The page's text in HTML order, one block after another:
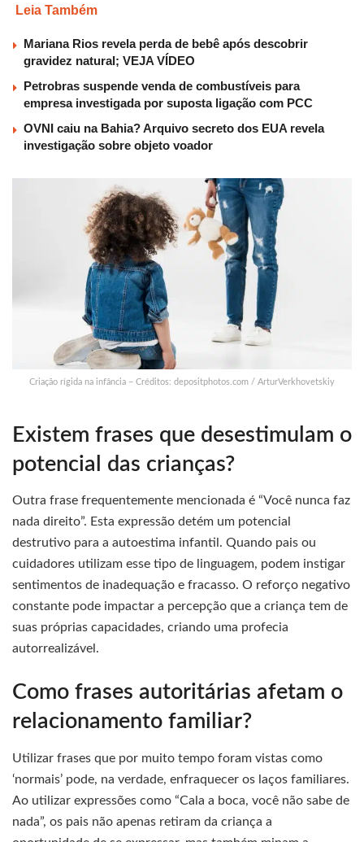
Leia Também
Mariana Rios revela perda de bebê após descobrir
gravidez natural; VEJA VÍDEO
Petrobras suspende venda de combustíveis para
empresa investigada por suposta ligação com PCC
OVNI caiu na Bahia? Arquivo secreto dos EUA revela
investigação sobre objeto voador
Criação rígida na infância – Créditos: depositphotos.com / ArturVerkhovetskiy
Existem frases que desestimulam o
potencial das crianças?
Outra frase frequentemente mencionada é “Você nunca faz
nada direito”. Esta expressão detém um potencial
destrutivo para a autoestima infantil. Quando pais ou
cuidadores utilizam esse tipo de linguagem, podem instigar
sentimentos de inadequação e fracasso. O reforço negativo
constante pode impactar a percepção que a criança tem de
suas próprias capacidades, criando uma profecia
autorrealizável.
Como frases autoritárias afetam o
relacionamento familiar?
Utilizar frases que por muito tempo foram vistas como
‘normais’ pode, na verdade, enfraquecer os laços familiares.
Ao utilizar expressões como “Cala a boca, você não sabe de
nada”, os pais não apenas retiram da criança a